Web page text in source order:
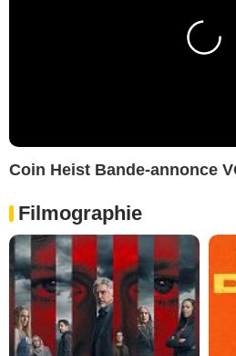
Coin Heist Bande-annonce
Filmographie